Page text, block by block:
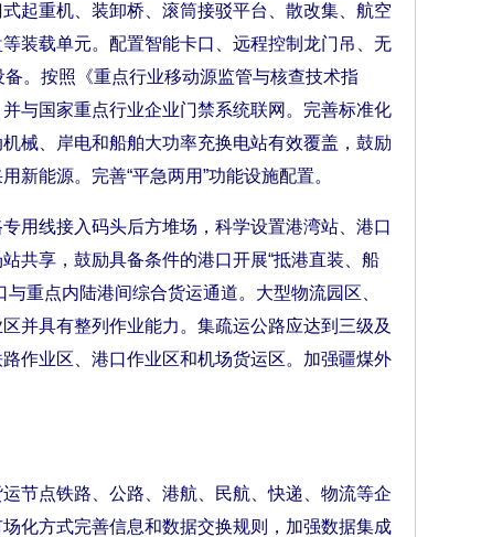
重机、装卸桥、滚筒接驳平台、散改集、航空
装载单元。配置智能卡口、远程控制龙门吊、无
。按照《重点行业移动源监管与核查技术指
与国家重点行业企业门禁系统联网。完善标准化
械、岸电和船舶大功率充换电站有效覆盖，鼓励
新能源。完善“平急两用”功能设施配置。
线接入码头后方堆场，科学设置港湾站、港口
共享，鼓励具备条件的港口开展“抵港直装、船
重点内陆港间综合货运通道。大型物流园区、
并具有整列作业能力。集疏运公路应达到三级及
作业区、港口作业区和机场货运区。加强疆煤外
点铁路、公路、港航、民航、快递、物流等企
化方式完善信息和数据交换规则，加强数据集成